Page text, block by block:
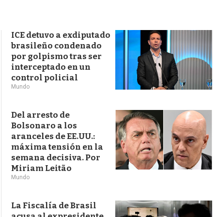
d
a
ICE detuvo a exdiputado
brasileño condenado
por golpismo tras ser
interceptado en un
control policial
Mundo
Del arresto de
Bolsonaro a los
aranceles de EE.UU.:
máxima tensión en la
semana decisiva. Por
Miriam Leitão
Mundo
La Fiscalía de Brasil